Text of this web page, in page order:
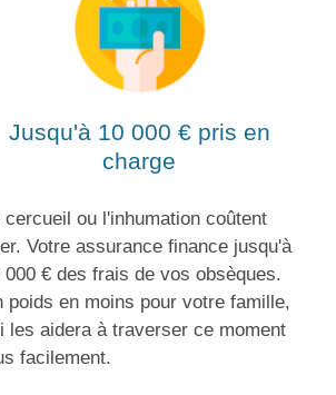
Jusqu'à 10 000 € pris en
charge
cercueil ou l'inhumation coûtent
Votre assurance finance jusqu'à
000 € des frais de vos obsèques.
poids en moins pour votre famille,
les aidera à traverser ce moment
facilement.